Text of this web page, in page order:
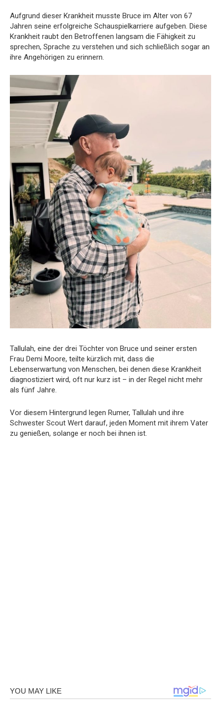
Aufgrund dieser Krankheit musste Bruce im Alter von 67
Jahren seine erfolgreiche Schauspielkarriere aufgeben. Diese
Krankheit raubt den Betroffenen langsam die Fähigkeit zu
sprechen, Sprache zu verstehen und sich schließlich sogar an
ihre Angehörigen zu erinnern.
Tallulah, eine der drei Töchter von Bruce und seiner ersten
Frau Demi Moore, teilte kürzlich mit, dass die
Lebenserwartung von Menschen, bei denen diese Krankheit
diagnostiziert wird, oft nur kurz ist – in der Regel nicht mehr
als fünf Jahre.
Vor diesem Hintergrund legen Rumer, Tallulah und ihre
Schwester Scout Wert darauf, jeden Moment mit ihrem Vater
zu genießen, solange er noch bei ihnen ist.